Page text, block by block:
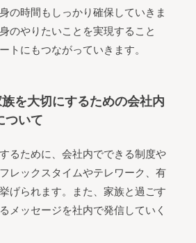
の時間もしっかり確保していきま
のやりたいことを実現すること
トにもつながっていきます。
を大切にするための会社内
ついて
るために、会社内でできる制度や
レックスタイムやテレワーク、有
げられます。また、家族と過ごす
メッセージを社内で発信していく